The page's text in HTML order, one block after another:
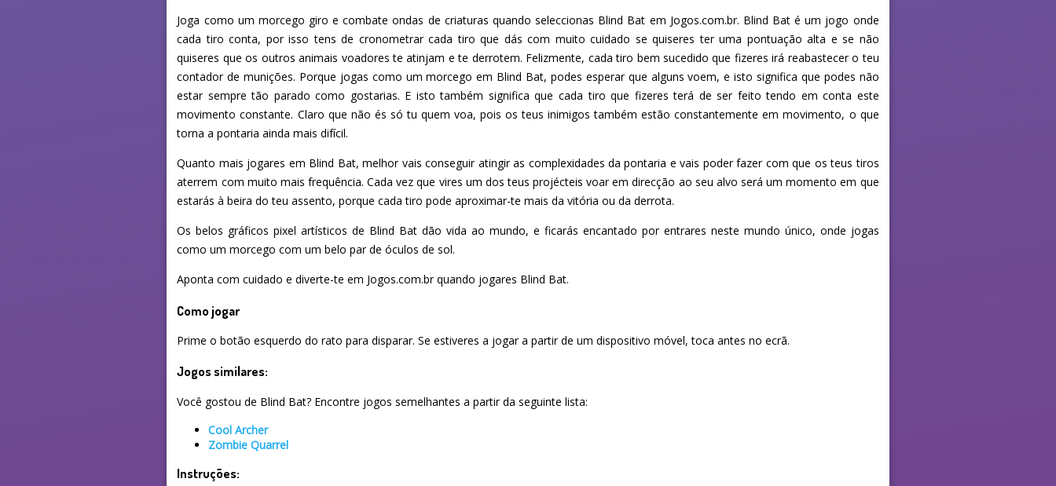
Joga como um morcego giro e combate ondas de criaturas quando seleccionas Blind Bat em Jogos.com.br. Blind Bat é um jogo onde
cada tiro conta, por isso tens de cronometrar cada tiro que dás com muito cuidado se quiseres ter uma pontuação alta e se não
quiseres que os outros animais voadores te atinjam e te derrotem. Felizmente, cada tiro bem sucedido que fizeres irá reabastecer o teu
contador de munições. Porque jogas como um morcego em Blind Bat, podes esperar que alguns voem, e isto significa que podes não
estar sempre tão parado como gostarias. E isto também significa que cada tiro que fizeres terá de ser feito tendo em conta este
movimento constante. Claro que não és só tu quem voa, pois os teus inimigos também estão constantemente em movimento, o que
torna a pontaria ainda mais difícil.
Quanto mais jogares em Blind Bat, melhor vais conseguir atingir as complexidades da pontaria e vais poder fazer com que os teus tiros
aterrem com muito mais frequência. Cada vez que vires um dos teus projécteis voar em direcção ao seu alvo será um momento em que
estarás à beira do teu assento, porque cada tiro pode aproximar-te mais da vitória ou da derrota.
Os belos gráficos pixel artísticos de Blind Bat dão vida ao mundo, e ficarás encantado por entrares neste mundo único, onde jogas
como um morcego com um belo par de óculos de sol.
Aponta com cuidado e diverte-te em Jogos.com.br quando jogares Blind Bat.
Como jogar
Prime o botão esquerdo do rato para disparar. Se estiveres a jogar a partir de um dispositivo móvel, toca antes no ecrã.
Jogos similares:
Você gostou de Blind Bat? Encontre jogos semelhantes a partir da seguinte lista:
Cool Archer
Zombie Quarrel
Instruções: